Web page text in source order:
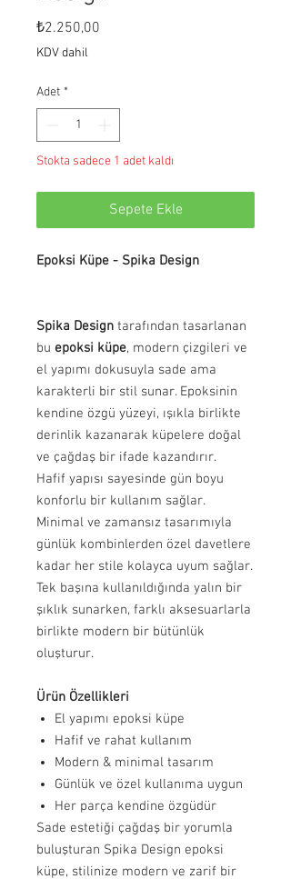
₺2.250,00
KDV dahil
Adet *
Stokta sadece 1 adet kaldı
Sepete Ekle
Epoksi Küpe - Spika Design
Spika Design tarafından tasarlanan
bu epoksi küpe, modern çizgileri ve
el yapımı dokusuyla sade ama
karakterli bir stil sunar. Epoksinin
kendine özgü yüzeyi, ışıkla birlikte
derinlik kazanarak küpelere doğal
ve çağdaş bir ifade kazandırır.
Hafif yapısı sayesinde gün boyu
konforlu bir kullanım sağlar.
Minimal ve zamansız tasarımıyla
günlük kombinlerden özel davetlere
kadar her stile kolayca uyum sağlar.
Tek başına kullanıldığında yalın bir
şıklık sunarken, farklı aksesuarlarla
birlikte modern bir bütünlük
oluşturur.
Ürün Özellikleri
El yapımı epoksi küpe
Hafif ve rahat kullanım
Modern & minimal tasarım
Günlük ve özel kullanıma uygun
Her parça kendine özgüdür
Sade estetiği çağdaş bir yorumla
buluşturan Spika Design epoksi
küpe, stilinize modern ve zarif bir